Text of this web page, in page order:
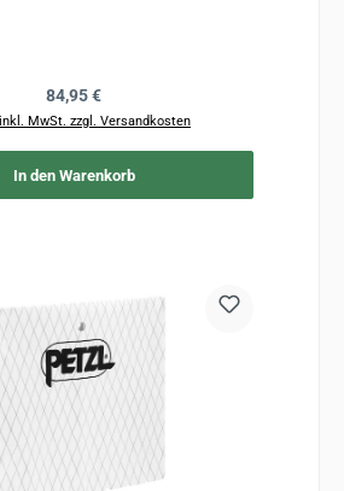
Regulärer Preis:
84,95 €
MwSt. zzgl. Versandkosten
In den Warenkorb